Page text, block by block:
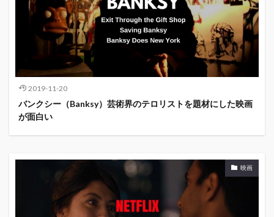
2019-11-20
バンクシー（Banksy）芸術界のテロリストを題材にした映画
が面白い
映画